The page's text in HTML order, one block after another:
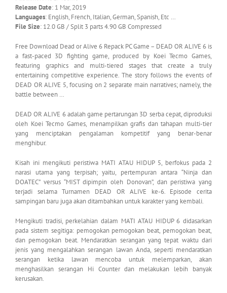
Release Date: 1 Mar, 2019
Languages: English, French, Italian, German, Spanish, Etc …
File Size: 12.0 GB / Split 3 parts 4.90 GB Compressed
Free Download Dead or Alive 6 Repack PC Game – DEAD OR ALIVE 6 is
a fast-paced 3D fighting game, produced by Koei Tecmo Games,
featuring graphics and multi-tiered stages that create a truly
entertaining competitive experience. The story follows the events of
DEAD OR ALIVE 5, focusing on 2 separate main narratives; namely, the
battle between …
DEAD OR ALIVE 6 adalah game pertarungan 3D serba cepat, diproduksi
oleh Koei Tecmo Games, menampilkan grafis dan tahapan multi-tier
yang menciptakan pengalaman kompetitif yang benar-benar
menghibur.
Kisah ini mengikuti peristiwa MATI ATAU HIDUP 5, berfokus pada 2
narasi utama yang terpisah; yaitu, pertempuran antara “Ninja dan
DOATEC” versus “MIST dipimpin oleh Donovan”, dan peristiwa yang
terjadi selama Turnamen DEAD OR ALIVE ke-6. Episode cerita
sampingan baru juga akan ditambahkan untuk karakter yang kembali.
Mengikuti tradisi, perkelahian dalam MATI ATAU HIDUP 6 didasarkan
pada sistem segitiga: pemogokan pemogokan beat, pemogokan beat,
dan pemogokan beat. Mendaratkan serangan yang tepat waktu dari
jenis yang mengalahkan serangan lawan Anda, seperti mendaratkan
serangan ketika lawan mencoba untuk melemparkan, akan
menghasilkan serangan Hi Counter dan melakukan lebih banyak
kerusakan.